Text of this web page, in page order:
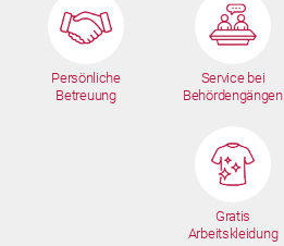
Persönliche
Betreuung
Service bei
Behördengängen
Gratis
Arbeitskleidung